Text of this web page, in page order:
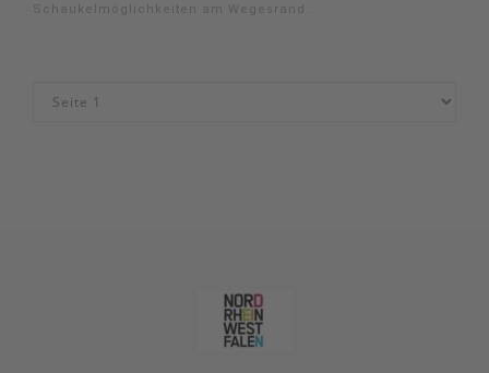
Schaukelmöglichkeiten am Wegesrand.